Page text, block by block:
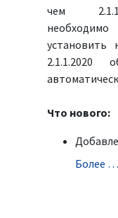
чем
установить
2.1.1.2020
Что нового:
Болeе …